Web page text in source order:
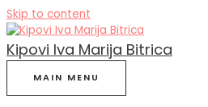
Skip to content
Kipovi Iva Marija Bitrica
MAIN MENU